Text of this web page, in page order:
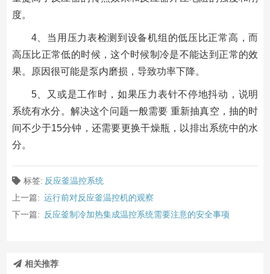
度。
4、当用压力表检测到设备机组的低压比正常高，而
高压比正常低的时候，这个时候制冷是不能达到正常的效
果。原因很可能是泵内磨损，导致功率下降。
5、又或是工作时，如果压力表针不停地抖动，说明
系统有水分。解决这个问题一般需要 重新抽真空，抽的时
间不少于15分钟，还需要更换干燥瓶，以排出系统中的水
分。
标签: 反应釜温控系统
上一篇: 运行前对反应釜温控机的观察
下一篇:
反应釜制冷加热集成温控系统需要注意的安全事项
相关推荐